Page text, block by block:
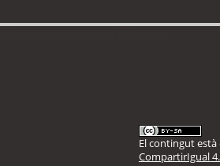
El contingut
CompartirIgual